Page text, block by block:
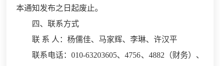
本通知发布之日起废止。
四、联系方式
联 系 人：杨儒佳、马家辉、李琳、许汉平
联系电话：010-63203605、4756、4882（财务）、